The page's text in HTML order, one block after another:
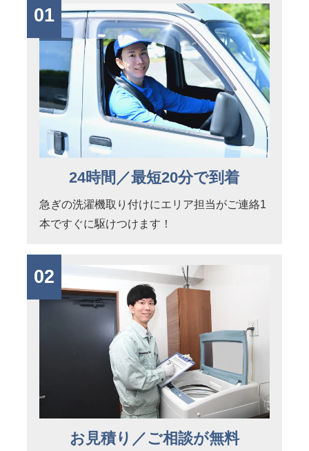
01
24時間／最短20分で到着
急ぎの洗濯機取り付けにエリア担当がご連絡1
本ですぐに駆けつけます！
02
お見積り／ご相談が無料